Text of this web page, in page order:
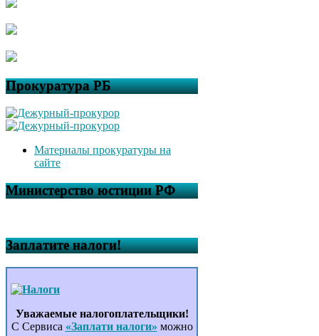
Прокуратура РБ
Материалы прокуратуры на
сайте
Министерство юстиции РФ
Заплатите налоги!
Уважаемые налогоплательщики!
С Сервиса «Заплати налоги» можно